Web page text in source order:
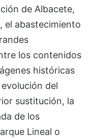
de Albacete,
el abastecimiento
los contenidos
históricas
del
sustitución, la
de los
Lineal o